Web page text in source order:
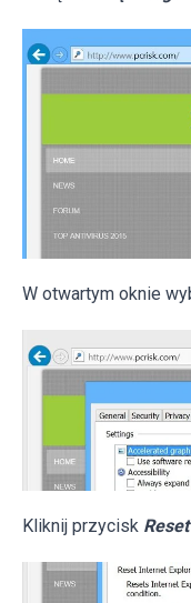
W otwartym oknie
Kliknij przycisk Reset